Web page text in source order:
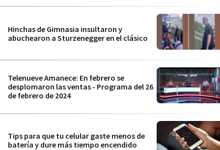
Hinchas de Gimnasia insultaron y
abuchearon a Sturzenegger en el clásico
Telenueve Amanece: En febrero se
desplomaron las ventas - Programa del 26
de febrero de 2024
Tips para que tu celular gaste menos de
batería y dure más tiempo encendido